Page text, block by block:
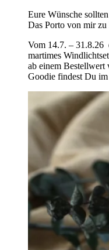
Eure Wünsche
Das Porto von mir
Vom 14.7. – 31.8.26
martimes
ab einem
Goodie findest Du